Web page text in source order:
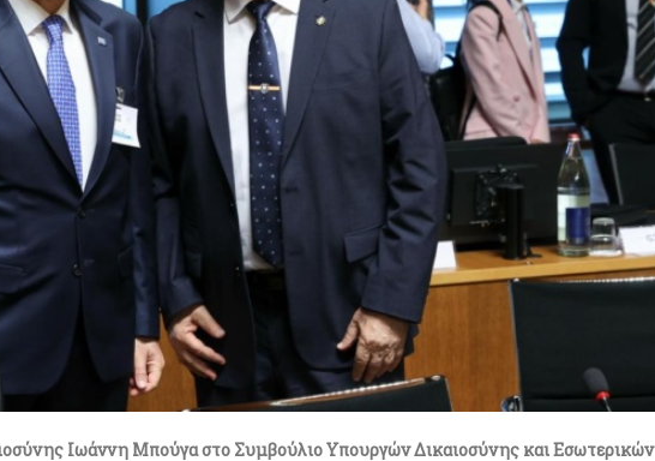
Ιωάννη Μπούγα στο Συμβούλιο Υπουργών Δικαιοσύνης και Εσωτερικών